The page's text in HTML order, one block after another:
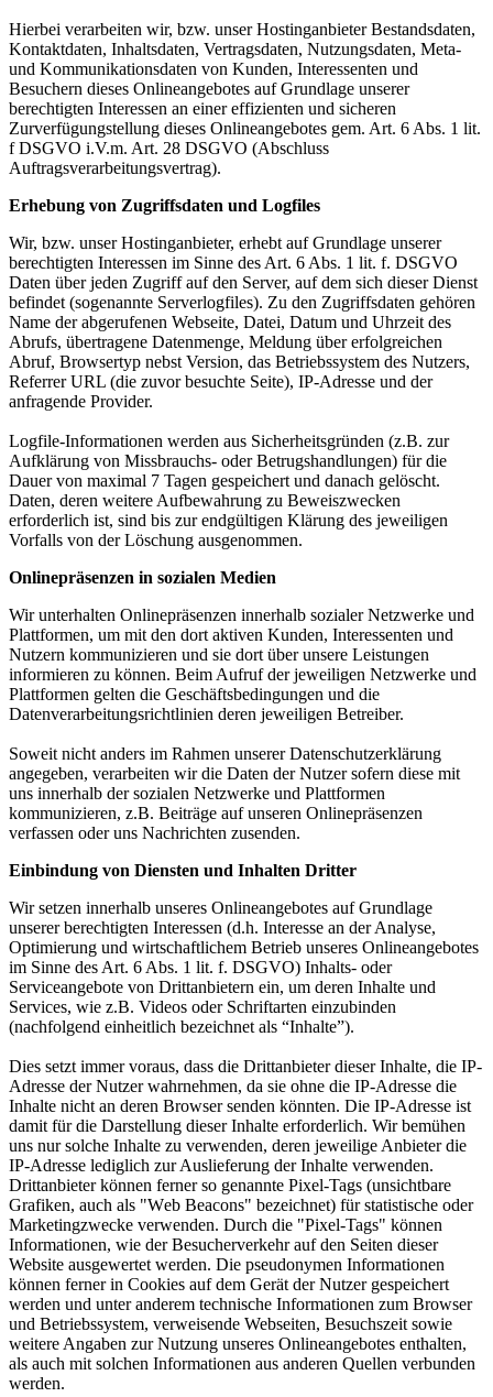
Hierbei verarbeiten wir, bzw. unser Hostinganbieter Bestandsdaten,
Kontaktdaten, Inhaltsdaten, Vertragsdaten, Nutzungsdaten, Meta-
und Kommunikationsdaten von Kunden, Interessenten und
Besuchern dieses Onlineangebotes auf Grundlage unserer
berechtigten Interessen an einer effizienten und sicheren
Zurverfügungstellung dieses Onlineangebotes gem. Art. 6 Abs. 1 lit.
f DSGVO i.V.m. Art. 28 DSGVO (Abschluss
Auftragsverarbeitungsvertrag).
Erhebung von Zugriffsdaten und Logfiles
Wir, bzw. unser Hostinganbieter, erhebt auf Grundlage unserer
berechtigten Interessen im Sinne des Art. 6 Abs. 1 lit. f. DSGVO
Daten über jeden Zugriff auf den Server, auf dem sich dieser Dienst
befindet (sogenannte Serverlogfiles). Zu den Zugriffsdaten gehören
Name der abgerufenen Webseite, Datei, Datum und Uhrzeit des
Abrufs, übertragene Datenmenge, Meldung über erfolgreichen
Abruf, Browsertyp nebst Version, das Betriebssystem des Nutzers,
Referrer URL (die zuvor besuchte Seite), IP-Adresse und der
anfragende Provider.
Logfile-Informationen werden aus Sicherheitsgründen (z.B. zur
Aufklärung von Missbrauchs- oder Betrugshandlungen) für die
Dauer von maximal 7 Tagen gespeichert und danach gelöscht.
Daten, deren weitere Aufbewahrung zu Beweiszwecken
erforderlich ist, sind bis zur endgültigen Klärung des jeweiligen
Vorfalls von der Löschung ausgenommen.
Onlinepräsenzen in sozialen Medien
Wir unterhalten Onlinepräsenzen innerhalb sozialer Netzwerke und
Plattformen, um mit den dort aktiven Kunden, Interessenten und
Nutzern kommunizieren und sie dort über unsere Leistungen
informieren zu können. Beim Aufruf der jeweiligen Netzwerke und
Plattformen gelten die Geschäftsbedingungen und die
Datenverarbeitungsrichtlinien deren jeweiligen Betreiber.
Soweit nicht anders im Rahmen unserer Datenschutzerklärung
angegeben, verarbeiten wir die Daten der Nutzer sofern diese mit
uns innerhalb der sozialen Netzwerke und Plattformen
kommunizieren, z.B. Beiträge auf unseren Onlinepräsenzen
verfassen oder uns Nachrichten zusenden.
Einbindung von Diensten und Inhalten Dritter
Wir setzen innerhalb unseres Onlineangebotes auf Grundlage
unserer berechtigten Interessen (d.h. Interesse an der Analyse,
Optimierung und wirtschaftlichem Betrieb unseres Onlineangebotes
im Sinne des Art. 6 Abs. 1 lit. f. DSGVO) Inhalts- oder
Serviceangebote von Drittanbietern ein, um deren Inhalte und
Services, wie z.B. Videos oder Schriftarten einzubinden
(nachfolgend einheitlich bezeichnet als “Inhalte”).
Dies setzt immer voraus, dass die Drittanbieter dieser Inhalte, die IP-
Adresse der Nutzer wahrnehmen, da sie ohne die IP-Adresse die
Inhalte nicht an deren Browser senden könnten. Die IP-Adresse ist
damit für die Darstellung dieser Inhalte erforderlich. Wir bemühen
uns nur solche Inhalte zu verwenden, deren jeweilige Anbieter die
IP-Adresse lediglich zur Auslieferung der Inhalte verwenden.
Drittanbieter können ferner so genannte Pixel-Tags (unsichtbare
Grafiken, auch als "Web Beacons" bezeichnet) für statistische oder
Marketingzwecke verwenden. Durch die "Pixel-Tags" können
Informationen, wie der Besucherverkehr auf den Seiten dieser
Website ausgewertet werden. Die pseudonymen Informationen
können ferner in Cookies auf dem Gerät der Nutzer gespeichert
werden und unter anderem technische Informationen zum Browser
und Betriebssystem, verweisende Webseiten, Besuchszeit sowie
weitere Angaben zur Nutzung unseres Onlineangebotes enthalten,
als auch mit solchen Informationen aus anderen Quellen verbunden
werden.